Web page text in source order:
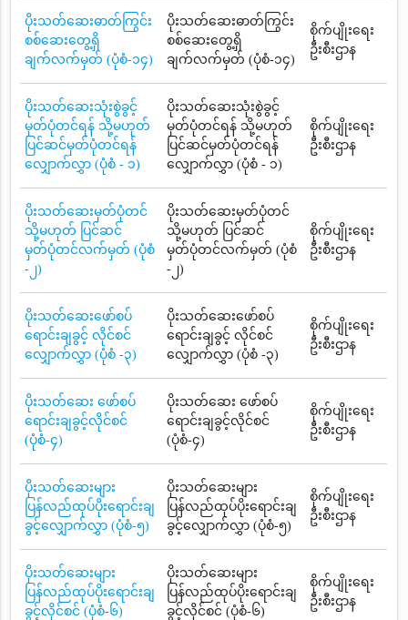
ပိုးသတ်ဆေးဓာတ်ကြွင်း
စစ်ဆေးတွေ့ရှိ
ချက်လက်မှတ် (ပုံစံ-၁၄)
ပိုးသတ်ဆေးဓာတ်ကြွင်း
စစ်ဆေးတွေ့ရှိ
ချက်လက်မှတ် (ပုံစံ-၁၄)
စိုက်ပျိုးရေး
ဦးစီးဌာန
ပိုးသတ်ဆေးသုံးစွဲခွင့်
မှတ်ပုံတင်ရန် သို့မဟုတ်
ပြင်ဆင်မှတ်ပုံတင်ရန်
လျှောက်လွှာ (ပုံစံ - ၁)
ပိုးသတ်ဆေးသုံးစွဲခွင့်
မှတ်ပုံတင်ရန် သို့မဟုတ်
ပြင်ဆင်မှတ်ပုံတင်ရန်
လျှောက်လွှာ (ပုံစံ - ၁)
စိုက်ပျိုးရေး
ဦးစီးဌာန
ပိုးသတ်ဆေးမှတ်ပုံတင်
သို့မဟုတ် ပြင်ဆင်
မှတ်ပုံတင်လက်မှတ် (ပုံစံ
-၂)
ပိုးသတ်ဆေးမှတ်ပုံတင်
သို့မဟုတ် ပြင်ဆင်
မှတ်ပုံတင်လက်မှတ် (ပုံစံ
-၂)
စိုက်ပျိုးရေး
ဦးစီးဌာန
ပိုးသတ်ဆေးဖော်စပ်
ရောင်းချခွင့် လိုင်စင်
လျှောက်လွှာ (ပုံစံ -၃)
ပိုးသတ်ဆေးဖော်စပ်
ရောင်းချခွင့် လိုင်စင်
လျှောက်လွှာ (ပုံစံ -၃)
စိုက်ပျိုးရေး
ဦးစီးဌာန
ပိုးသတ်ဆေး ဖော်စပ်
ရောင်းချခွင့်လိုင်စင်
(ပုံစံ-၄)
ပိုးသတ်ဆေး ဖော်စပ်
ရောင်းချခွင့်လိုင်စင်
(ပုံစံ-၄)
စိုက်ပျိုးရေး
ဦးစီးဌာန
ပိုးသတ်ဆေးများ
ပြန်လည်ထုပ်ပိုးရောင်းချ
ခွင့်လျှောက်လွှာ (ပုံစံ-၅)
ပိုးသတ်ဆေးများ
ပြန်လည်ထုပ်ပိုးရောင်းချ
ခွင့်လျှောက်လွှာ (ပုံစံ-၅)
စိုက်ပျိုးရေး
ဦးစီးဌာန
ပိုးသတ်ဆေးများ
ပြန်လည်ထုပ်ပိုးရောင်းချ
ခွင့်လိုင်စင် (ပုံစံ-၆)
ပိုးသတ်ဆေးများ
ပြန်လည်ထုပ်ပိုးရောင်းချ
ခွင့်လိုင်စင် (ပုံစံ-၆)
စိုက်ပျိုးရေး
ဦးစီးဌာန